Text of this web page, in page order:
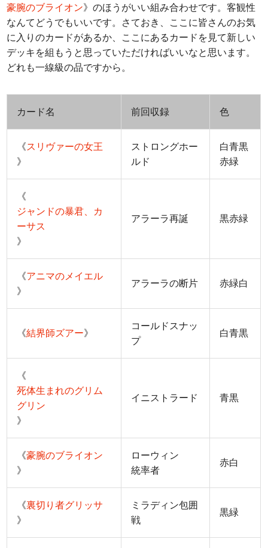
豪腕のブライオン》のほうがいい組み合わせです。客観性
なんてどうでもいいです。さておき、ここに皆さんのお気
に入りのカードがあるか、ここにあるカードを見て新しい
デッキを組もうと思っていただければいいなと思います。
どれも一線級の品ですから。
カード名 前回収録 色
《スリヴァーの女王
》
ストロングホー
ルド
白青黒
赤緑
《
ジャンドの暴君、カ
ーサス
》
アラーラ再誕 黒赤緑
《アニマのメイエル
》
アラーラの断片 赤緑白
《結界師ズアー》
コールドスナッ
プ
白青黒
《
死体生まれのグリム
グリン
》
イニストラード 青黒
《豪腕のブライオン
》
ローウィン
統率者
赤白
《裏切り者グリッサ
》
ミラディン包囲
戦
黒緑